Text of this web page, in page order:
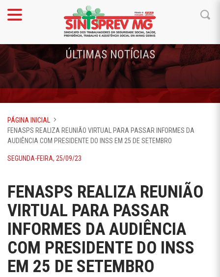
ÚLTIMAS NOTÍCIAS
PÁGINA INICIAL
FENASPS REALIZA REUNIÃO VIRTUAL PARA PASSAR INFORMES DA
AUDIÊNCIA COM PRESIDENTE DO INSS EM 25 DE SETEMBRO
SEGUNDA-FEIRA, 25/09/23
FENASPS REALIZA REUNIÃO
VIRTUAL PARA PASSAR
INFORMES DA AUDIÊNCIA
COM PRESIDENTE DO INSS
EM 25 DE SETEMBRO